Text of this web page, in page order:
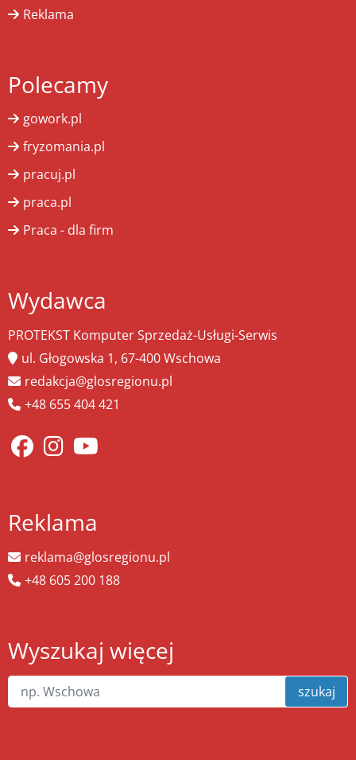
Reklama
Polecamy
gowork.pl
fryzomania.pl
pracuj.pl
praca.pl
Praca - dla firm
Wydawca
PROTEKST Komputer Sprzedaż-Usługi-Serwis
ul. Głogowska 1, 67-400 Wschowa
redakcja@glosregionu.pl
+48 655 404 421
Reklama
reklama@glosregionu.pl
+48 605 200 188
Wyszukaj więcej
szukaj